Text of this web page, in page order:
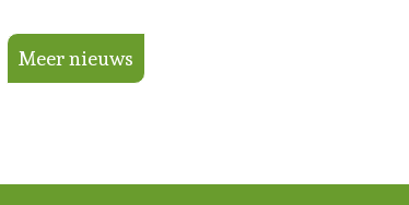
Meer nieuws